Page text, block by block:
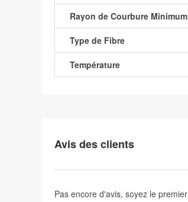
Rayon de Courbure Minimum
Type de Fibre
Température
Avis des clients
Pas encore d'avis, soyez le premier